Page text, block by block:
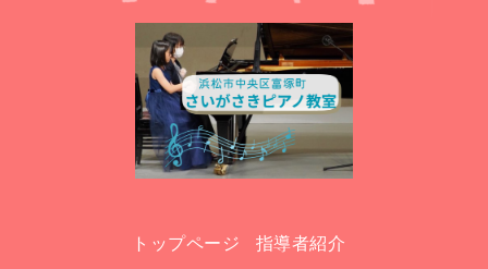
トップページ 指導者紹介